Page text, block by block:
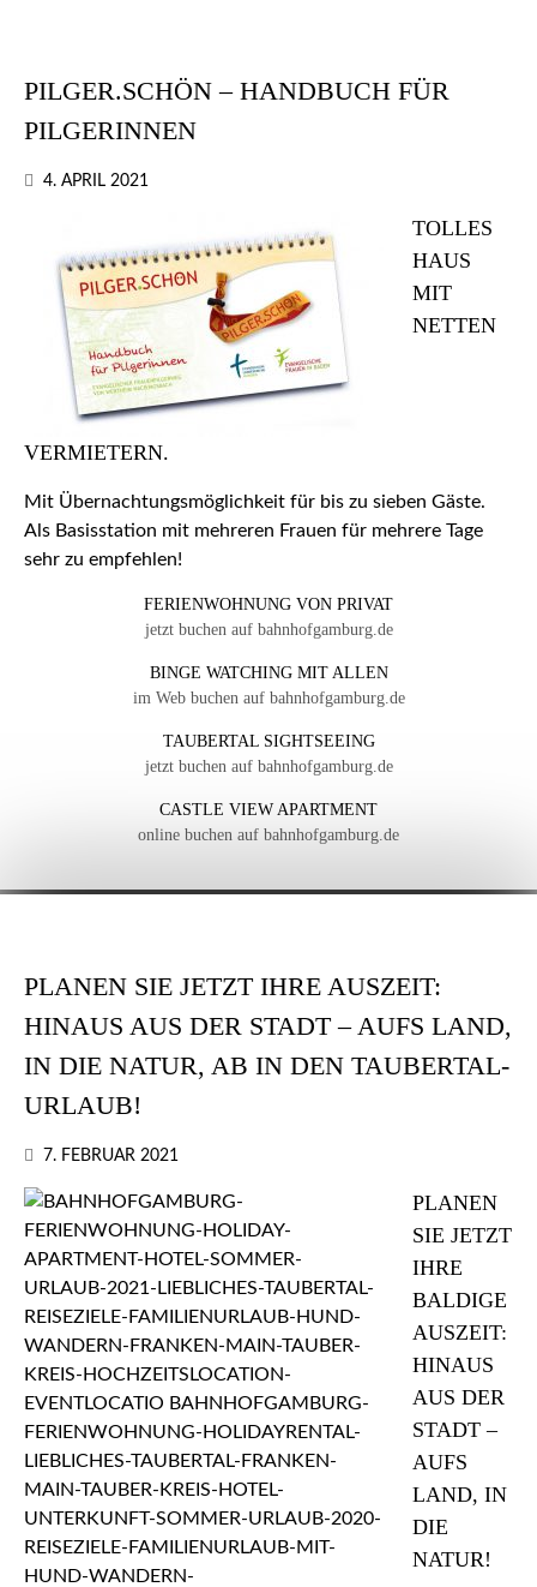
PILGER.SCHÖN – HANDBUCH FÜR
PILGERINNEN
4. APRIL 2021
TOLLES
HAUS
MIT
NETTEN
VERMIETERN.
Mit Übernachtungsmöglichkeit für bis zu sieben Gäste.
Als Basisstation mit mehreren Frauen für mehrere Tage
sehr zu empfehlen!
FERIENWOHNUNG VON PRIVAT
jetzt buchen auf bahnhofgamburg.de
BINGE WATCHING MIT ALLEN
im Web buchen auf bahnhofgamburg.de
TAUBERTAL SIGHTSEEING
jetzt buchen auf bahnhofgamburg.de
CASTLE VIEW APARTMENT
online buchen auf bahnhofgamburg.de
PLANEN SIE JETZT IHRE AUSZEIT:
HINAUS AUS DER STADT – AUFS LAND,
IN DIE NATUR, AB IN DEN TAUBERTAL-
URLAUB!
7. FEBRUAR 2021
PLANEN
SIE JETZT
IHRE
BALDIGE
AUSZEIT:
HINAUS
AUS DER
STADT –
AUFS
LAND, IN
DIE
NATUR!